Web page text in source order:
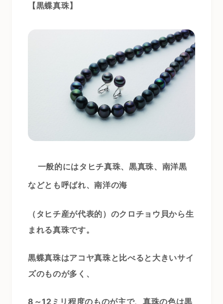
【黒蝶真珠】
一般的にはタヒチ真珠、黒真珠、南洋黒
などとも呼ばれ、南洋の海
（タヒチ産が代表的）のクロチョウ貝から生
まれる真珠です。
黒蝶真珠はアコヤ真珠と比べると大きいサイ
ズのものが多く、
8～12ミリ程度のものが主で、真珠の色は黒